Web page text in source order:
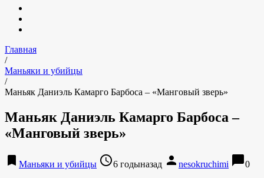
Главная
/
Маньяки и убийцы
/
Маньяк Даниэль Камарго Барбоса – «Манговый зверь»
Маньяк Даниэль Камарго Барбоса –
«Манговый зверь»
bookmark Маньяки и убийцы access_time6 годыназад person nesokruchimi chat_bubble0